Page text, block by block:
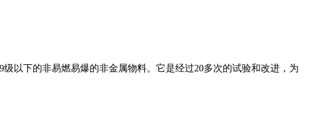
以下的非易燃易爆的非金属物料。它是经过20多次的试验和改进，为